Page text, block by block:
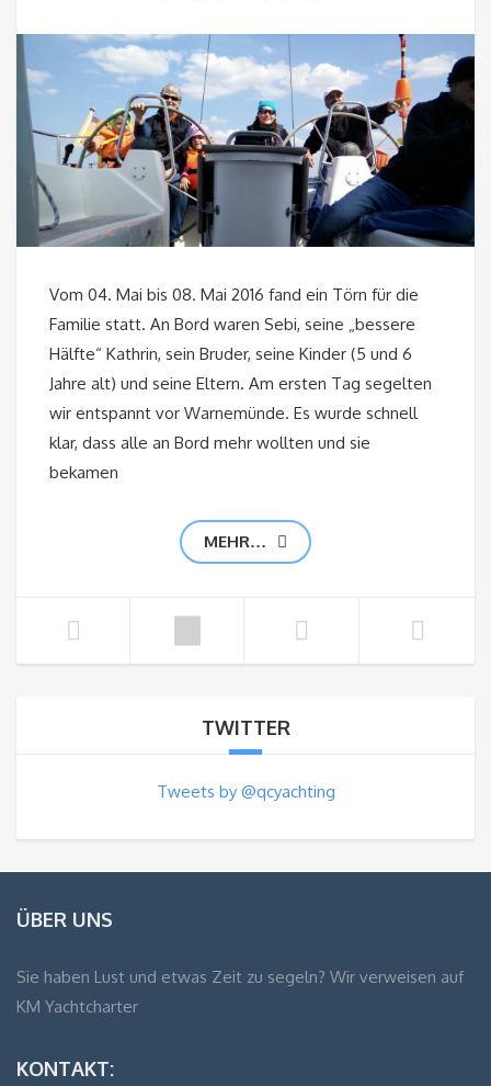
Vom 04. Mai bis 08. Mai 2016 fand ein Törn für die
Familie statt. An Bord waren Sebi, seine „bessere
Hälfte“ Kathrin, sein Bruder, seine Kinder (5 und 6
Jahre alt) und seine Eltern. Am ersten Tag segelten
wir entspannt vor Warnemünde. Es wurde schnell
klar, dass alle an Bord mehr wollten und sie
bekamen
MEHR…
TWITTER
Tweets by @qcyachting
ÜBER UNS
Sie haben Lust und etwas Zeit zu segeln? Wir verweisen auf
KM Yachtcharter
KONTAKT: